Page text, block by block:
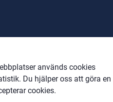
används cookies
Du hjälper oss att göra en
cookies.